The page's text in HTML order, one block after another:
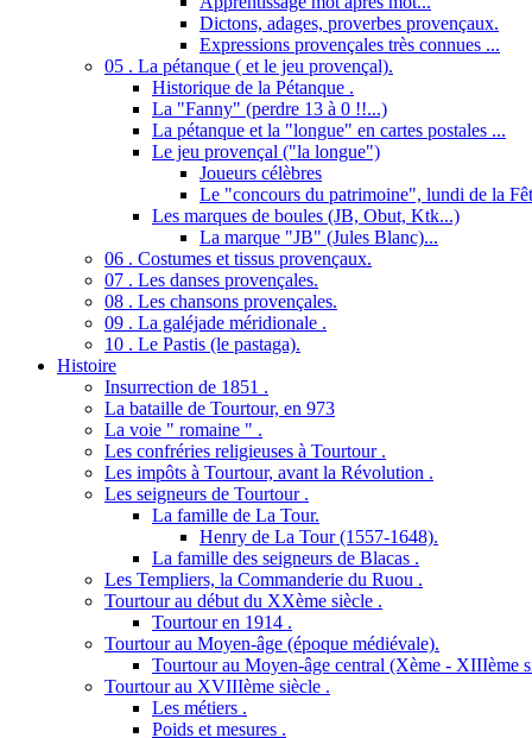
Dictons, adages, proverbes provençaux.
Expressions provençales très connues ...
05 . La pétanque ( et le jeu provençal).
Historique de la Pétanque .
La "Fanny" (perdre 13 à 0 !!...)
La pétanque et la "longue" en cartes postales ...
Le jeu provençal ("la longue")
Joueurs célèbres
Le "concours du patrimoine", lundi de la
Les marques de boules (JB, Obut, Ktk...)
La marque "JB" (Jules Blanc)...
06 . Costumes et tissus provençaux.
07 . Les danses provençales.
08 . Les chansons provençales.
09 . La galéjade méridionale .
10 . Le Pastis (le pastaga).
Histoire
Insurrection de 1851 .
La bataille de Tourtour, en 973
La voie " romaine " .
Les confréries religieuses à Tourtour .
Les impôts à Tourtour, avant la Révolution .
Les seigneurs de Tourtour .
La famille de La Tour.
Henry de La Tour (1557-1648).
La famille des seigneurs de Blacas .
Les Templiers, la Commanderie du Ruou .
Tourtour au début du XXème siècle .
Tourtour en 1914 .
Tourtour au Moyen-âge (époque médiévale).
Tourtour au Moyen-âge central (Xème - XIIIème
Tourtour au XVIIIème siècle .
Les métiers .
Poids et mesures .